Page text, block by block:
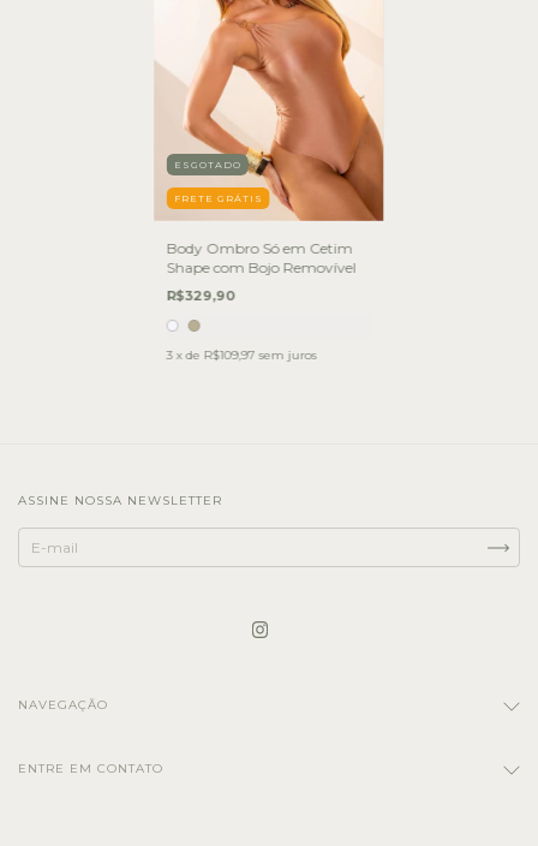
ESGOTADO
FRETE GRÁTIS
Body Ombro Só em Cetim
Shape com Bojo Removível
R$329,90
3 x de R$109,97 sem juros
ASSINE NOSSA NEWSLETTER
NAVEGAÇÃO
ENTRE EM CONTATO